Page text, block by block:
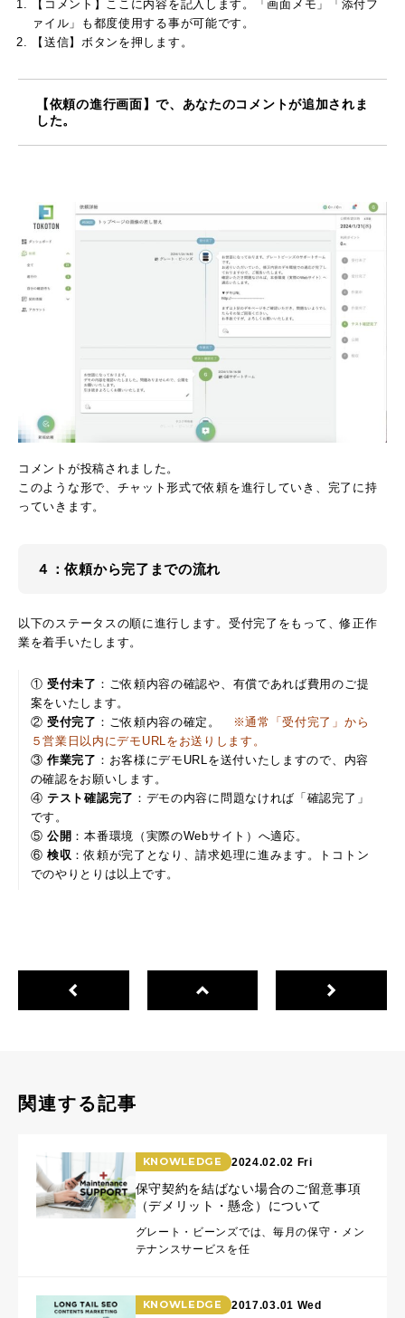
【コメント】ここに内容を記入します。「画面メモ」「添付フ
ァイル」も都度使用する事が可能です。
【送信】ボタンを押します。
【依頼の進行画面】で、あなたのコメントが追加されま
した。
コメントが投稿されました。
このような形で、チャット形式で依頼を進行していき、完了に持
っていきます。
４：依頼から完了までの流れ
以下のステータスの順に進行します。受付完了をもって、修正作
業を着手いたします。
① 受付未了 ：ご依頼内容の確認や、有償であれば費用のご提
案をいたします。
② 受付完了 ：ご依頼内容の確定。
※通常「受付完了」から
５営業日以内にデモURLをお送りします。
③ 作業完了 ：お客様にデモURLを送付いたしますので、内容
の確認をお願いします。
④ テスト確認完了 ：デモの内容に問題なければ「確認完了」
です。
⑤ 公開 ：本番環境（実際のWebサイト）へ適応。
⑥ 検収 ：依頼が完了 となり、請求処理に進みます。トコトン
でのやりとりは以上です。
関連する記事
KNOWLEDGE 2024.02.02 Fri
保守契約を結ばない場合のご留意事項
（デメリット・懸念）について
グレート・ビーンズでは、毎月の保守・メン
テナンスサービスを任
KNOWLEDGE 2017.03.01 Wed